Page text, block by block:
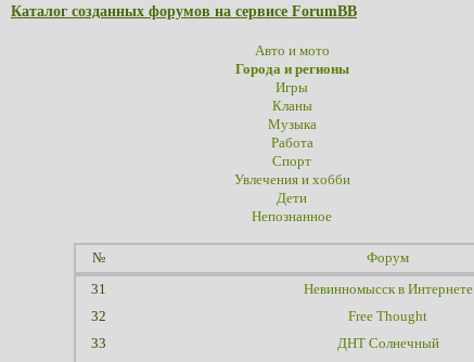
Каталог созданных форумов на сервисе ForumBB
Авто и мото
Города и регионы
Игры
Кланы
Музыка
Работа
Спорт
Увлечения и хобби
Дети
Непознанное
№ Форум
31 Невинномысск в Интернете
32
Free Thought
33
ДНТ Солнечный